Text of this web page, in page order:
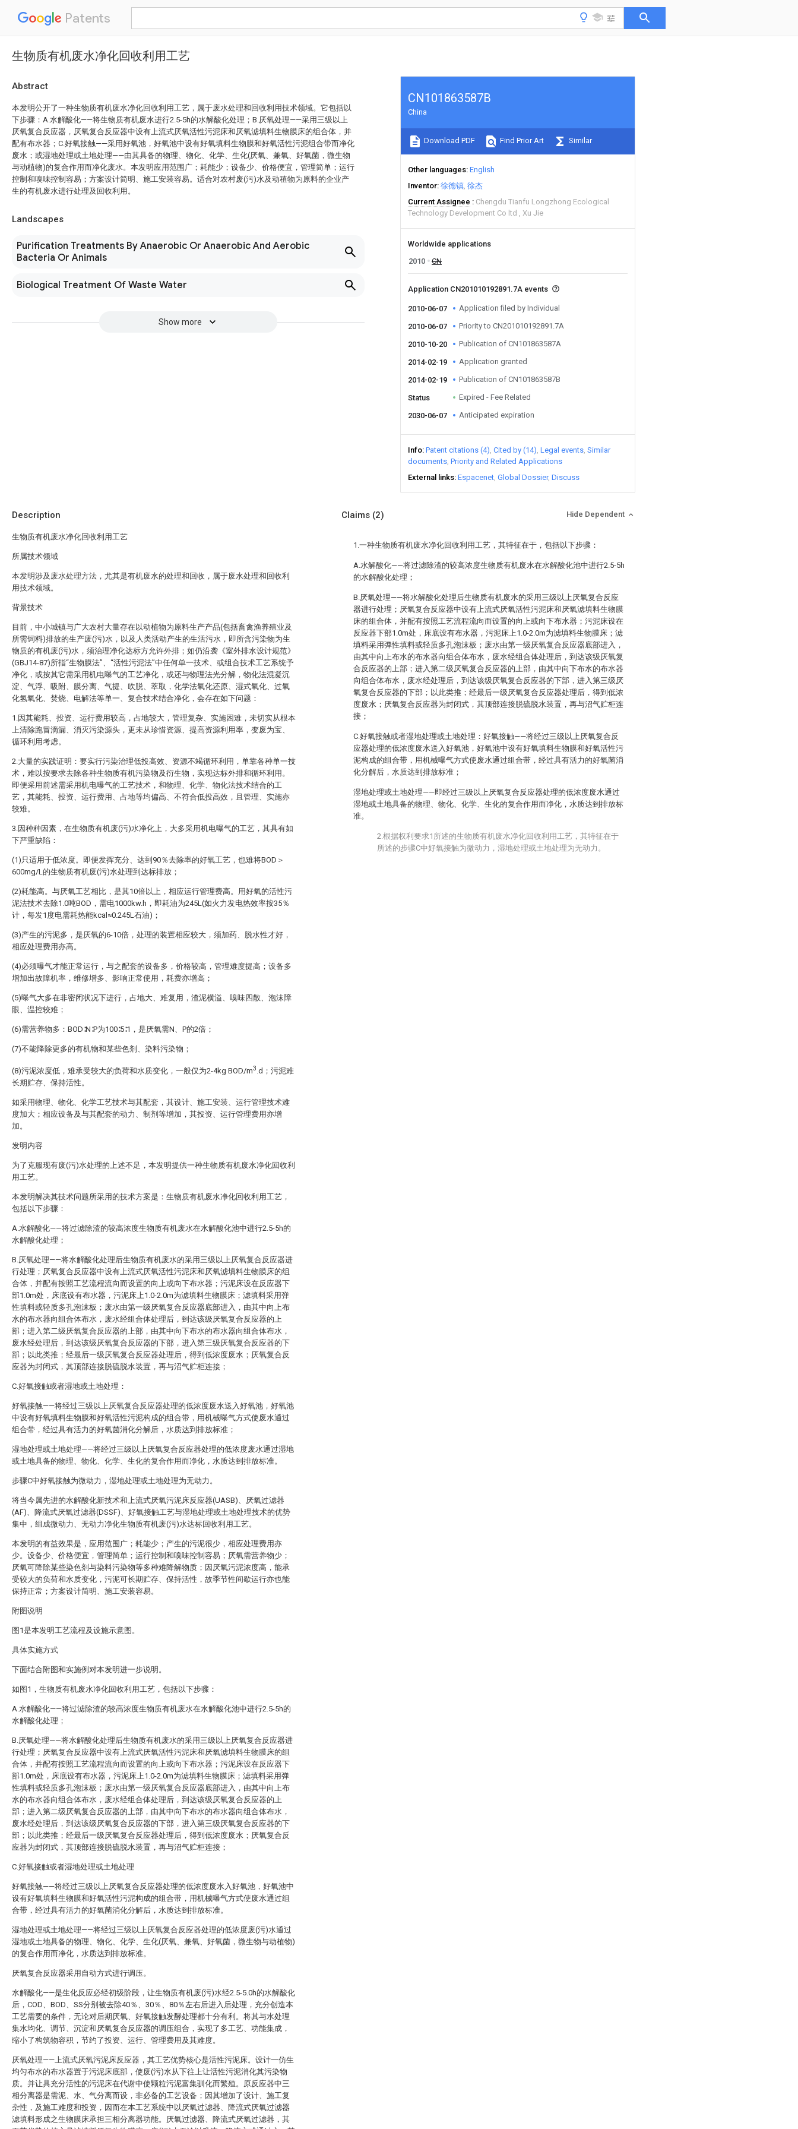
Patents
生物质有机废水净化回收利用工艺
Abstract
本发明公开了一种生物质有机废水净化回收利用工艺，属于废水处理和回收利用技术领域。它包括以
下步骤：A.水解酸化——将生物质有机废水进行2.5-5h的水解酸化处理；B.厌氧处理——采用三级以上
厌氧复合反应器，厌氧复合反应器中设有上流式厌氧活性污泥床和厌氧滤填料生物膜床的组合体，并
配有布水器；C.好氧接触——采用好氧池，好氧池中设有好氧填料生物膜和好氧活性污泥组合带而净化
废水；或湿地处理或土地处理——由其具备的物理、物化、化学、生化(厌氧、兼氧、好氧菌，微生物
与动植物)的复合作用而净化废水。本发明应用范围广；耗能少；设备少、价格便宜，管理简单；运行
控制和嗅味控制容易；方案设计简明、施工安装容易。适合对农村废(污)水及动稙物为原料的企业产
生的有机废水进行处理及回收利用。
Landscapes
Purification Treatments By Anaerobic Or Anaerobic And Aerobic
Bacteria Or Animals
Biological Treatment Of Waste Water
Show more
CN101863587B
China
Download PDF Find Prior Art Similar
Other languages English
Inventor 徐德镇 徐杰
Current Assignee
Chengdu Tianfu Longzhong Ecological
Technology Development Co ltd
Xu Jie
Worldwide applications
2010
CN
Application CN201010192891.7A events
2010-06-07 Application filed by Individual
2010-06-07 Priority to CN201010192891.7A
2010-10-20 Publication of CN101863587A
2014-02-19 Application granted
2014-02-19 Publication of CN101863587B
Status Expired - Fee Related
2030-06-07 Anticipated expiration
Info Patent citations (4) Cited by (14) Legal events Similar
documents Priority and Related Applications
External links Espacenet Global Dossier Discuss
Description
生物质有机废水净化回收利用工艺
所属技术领域
本发明涉及废水处理方法，尤其是有机废水的处理和回收，属于废水处理和回收利
用技术领域。
背景技术
目前，中小城镇与广大农村大量存在以动植物为原料生产产品(包括畜禽渔养殖业及
所需饲料)排放的生产废(污)水，以及人类活动产生的生活污水，即所含污染物为生
物质的有机废(污)水，须治理净化达标方允许外排；如仍沿袭《室外排水设计规范》
(GBJ14-87)所指“生物膜法”、“活性污泥法”中任何单一技术、或组合技术工艺系统予
净化，或按其它需采用机电曝气的工艺净化，或还与物理法光分解，物化法混凝沉
淀、气浮、吸附、膜分离、气提、吹脱、萃取，化学法氧化还原、湿式氧化、过氧
化氢氧化、焚烧、电解法等单一、复合技术结合净化，会存在如下问题：
1.因其能耗、投资、运行费用较高，占地较大，管理复杂、实施困难，未切实从根本
上清除跑冒滴漏、消灭污染源头，更未从珍惜资源、提高资源利用率，变废为宝、
循环利用考虑。
2.大量的实践证明：要实行污染治理低投高效、资源不竭循环利用，单靠各种单一技
术，难以按要求去除各种生物质有机污染物及衍生物，实现达标外排和循环利用。
即便采用前述需采用机电曝气的工艺技术，和物理、化学、物化法技术结合的工
艺，其能耗、投资、运行费用、占地等均偏高、不符合低投高效，且管理、实施亦
较难。
3.因种种因素，在生物质有机废(污)水净化上，大多采用机电曝气的工艺，其具有如
下严重缺陷：
(1)只适用于低浓度。即便发挥充分、达到90％去除率的好氧工艺，也难将BOD＞
600mg/L的生物质有机废(污)水处理到达标排放；
(2)耗能高。与厌氧工艺相比，是其10倍以上，相应运行管理费高。用好氧的活性污
泥法技术去除1.0吨BOD，需电1000kw.h，即耗油为245L(如火力发电热效率按35％
计，每发1度电需耗热能kcal≈0.245L石油)；
(3)产生的污泥多，是厌氧的6-10倍，处理的装置相应较大，须加药、脱水性才好，
相应处理费用亦高。
(4)必须曝气才能正常运行，与之配套的设备多，价格较高，管理难度提高；设备多
增加出故障机率，维修增多、影响正常使用，耗费亦增高；
(5)曝气大多在非密闭状况下进行，占地大、难复用，渣泥横溢、嗅味四散、泡沫障
眼、温控较难；
(6)需营养物多：BOD∶N∶P为100∶5∶1，是厌氧需N、P的2倍；
(7)不能降除更多的有机物和某些色剂、染料污染物；
(8)污泥浓度低，难承受较大的负荷和水质变化，一般仅为2-4kg BOD/m3.d；污泥难
长期贮存、保持活性。
如采用物理、物化、化学工艺技术与其配套，其设计、施工安装、运行管理技术难
度加大；相应设备及与其配套的动力、制剂等增加，其投资、运行管理费用亦增
加。
发明内容
为了克服现有废(污)水处理的上述不足，本发明提供一种生物质有机废水净化回收利
用工艺。
本发明解决其技术问题所采用的技术方案是：生物质有机废水净化回收利用工艺，
包括以下步骤：
A.水解酸化——将过滤除渣的较高浓度生物质有机废水在水解酸化池中进行2.5-5h的
水解酸化处理；
B.厌氧处理——将水解酸化处理后生物质有机废水的采用三级以上厌氧复合反应器进
行处理；厌氧复合反应器中设有上流式厌氧活性污泥床和厌氧滤填料生物膜床的组
合体，并配有按照工艺流程流向而设置的向上或向下布水器；污泥床设在反应器下
部1.0m处，床底设有布水器，污泥床上1.0-2.0m为滤填料生物膜床；滤填料采用弹
性填料或轻质多孔泡沫板；废水由第一级厌氧复合反应器底部进入，由其中向上布
水的布水器向组合体布水，废水经组合体处理后，到达该级厌氧复合反应器的上
部；进入第二级厌氧复合反应器的上部，由其中向下布水的布水器向组合体布水，
废水经处理后，到达该级厌氧复合反应器的下部，进入第三级厌氧复合反应器的下
部；以此类推；经最后一级厌氧复合反应器处理后，得到低浓度废水；厌氧复合反
应器为封闭式，其顶部连接脱硫脱水装置，再与沼气贮柜连接；
C.好氧接触或者湿地或土地处理：
好氧接触——将经过三级以上厌氧复合反应器处理的低浓度废水送入好氧池，好氧池
中设有好氧填料生物膜和好氧活性污泥构成的组合带，用机械曝气方式使废水通过
组合带，经过具有活力的好氧菌消化分解后，水质达到排放标准；
湿地处理或土地处理——将经过三级以上厌氧复合反应器处理的低浓度废水通过湿地
或土地具备的物理、物化、化学、生化的复合作用而净化，水质达到排放标准。
步骤C中好氧接触为微动力，湿地处理或土地处理为无动力。
将当今属先进的水解酸化新技术和上流式厌氧污泥床反应器(UASB)、厌氧过滤器
(AF)、降流式厌氧过滤器(DSSF)、好氧接触工艺与湿地处理或土地处理技术的优势
集中，组成微动力、无动力净化生物质有机废(污)水达标回收利用工艺。
本发明的有益效果是，应用范围广；耗能少；产生的污泥很少，相应处理费用亦
少。设备少、价格便宜，管理简单；运行控制和嗅味控制容易；厌氧需营养物少；
厌氧可降除某些染色剂与染料污染物等多种难降解物质；因厌氧污泥浓度高，能承
受较大的负荷和水质变化，污泥可长期贮存、保持活性，故季节性间歇运行亦也能
保持正常；方案设计简明、施工安装容易。
附图说明
图1是本发明工艺流程及设施示意图。
具体实施方式
下面结合附图和实施例对本发明进一步说明。
如图1，生物质有机废水净化回收利用工艺，包括以下步骤：
A.水解酸化——将过滤除渣的较高浓度生物质有机废水在水解酸化池中进行2.5-5h的
水解酸化处理；
B.厌氧处理——将水解酸化处理后生物质有机废水的采用三级以上厌氧复合反应器进
行处理；厌氧复合反应器中设有上流式厌氧活性污泥床和厌氧滤填料生物膜床的组
合体，并配有按照工艺流程流向而设置的向上或向下布水器；污泥床设在反应器下
部1.0m处，床底设有布水器，污泥床上1.0-2.0m为滤填料生物膜床；滤填料采用弹
性填料或轻质多孔泡沫板；废水由第一级厌氧复合反应器底部进入，由其中向上布
水的布水器向组合体布水，废水经组合体处理后，到达该级厌氧复合反应器的上
部；进入第二级厌氧复合反应器的上部，由其中向下布水的布水器向组合体布水，
废水经处理后，到达该级厌氧复合反应器的下部，进入第三级厌氧复合反应器的下
部；以此类推；经最后一级厌氧复合反应器处理后，得到低浓度废水；厌氧复合反
应器为封闭式，其顶部连接脱硫脱水装置，再与沼气贮柜连接；
C.好氧接触或者湿地处理或土地处理
好氧接触——将经过三级以上厌氧复合反应器处理的低浓度废水入好氧池，好氧池中
设有好氧填料生物膜和好氧活性污泥构成的组合带，用机械曝气方式使废水通过组
合带，经过具有活力的好氧菌消化分解后，水质达到排放标准。
湿地处理或土地处理——将经过三级以上厌氧复合反应器处理的低浓度废(污)水通过
湿地或土地具备的物理、物化、化学、生化(厌氧、兼氧、好氧菌，微生物与动植物)
的复合作用而净化，水质达到排放标准。
厌氧复合反应器采用自动方式进行调压。
水解酸化——是生化反应必经初级阶段，让生物质有机废(污)水经2.5-5.0h的水解酸化
后，COD、BOD、SS分别被去除40％、30％、80％左右后进入后处理，充分创造本
工艺需要的条件，无论对后期厌氧、好氧接触发酵处理都十分有利。将其与水处理
集水均化、调节、沉淀和厌氧复合反应器的调压组合，实现了多工艺、功能集成，
缩小了构筑物容积，节约了投资、运行、管理费用及其难度。
厌氧处理——上流式厌氧污泥床反应器，其工艺优势核心是活性污泥床。设计一仿生
均匀布水的布水器置于污泥床底部，使废(污)水从下往上让活性污泥消化其污染物
质。并让具充分活性的污泥床在代谢中使颗粒污泥富集驯化而繁殖。原反应器中三
相分离器是需泥、水、气分离而设，非必备的工艺设备；因其增加了设计、施工复
杂性，及施工难度和投资，因而在本工艺系统中以厌氧过滤器、降流式厌氧过滤器
滤填料形成之生物膜床承担三相分离器功能。厌氧过滤器、降流式厌氧过滤器，其
Claims (2) Hide Dependent
1.一种生物质有机废水净化回收利用工艺，其特征在于，包括以下步骤：
A.水解酸化——将过滤除渣的较高浓度生物质有机废水在水解酸化池中进行2.5-5h
的水解酸化处理；
B.厌氧处理——将水解酸化处理后生物质有机废水的采用三级以上厌氧复合反应
器进行处理；厌氧复合反应器中设有上流式厌氧活性污泥床和厌氧滤填料生物膜
床的组合体，并配有按照工艺流程流向而设置的向上或向下布水器；污泥床设在
反应器下部1.0m处，床底设有布水器，污泥床上1.0-2.0m为滤填料生物膜床；滤
填料采用弹性填料或轻质多孔泡沫板；废水由第一级厌氧复合反应器底部进入，
由其中向上布水的布水器向组合体布水，废水经组合体处理后，到达该级厌氧复
合反应器的上部；进入第二级厌氧复合反应器的上部，由其中向下布水的布水器
向组合体布水，废水经处理后，到达该级厌氧复合反应器的下部，进入第三级厌
氧复合反应器的下部；以此类推；经最后一级厌氧复合反应器处理后，得到低浓
度废水；厌氧复合反应器为封闭式，其顶部连接脱硫脱水装置，再与沼气贮柜连
接；
C.好氧接触或者湿地处理或土地处理：好氧接触——将经过三级以上厌氧复合反
应器处理的低浓度废水送入好氧池，好氧池中设有好氧填料生物膜和好氧活性污
泥构成的组合带，用机械曝气方式使废水通过组合带，经过具有活力的好氧菌消
化分解后，水质达到排放标准；
湿地处理或土地处理——即经过三级以上厌氧复合反应器处理的低浓度废水通过
湿地或土地具备的物理、物化、化学、生化的复合作用而净化，水质达到排放标
准。
2.根据权利要求1所述的生物质有机废水净化回收利用工艺，其特征在于
所述的步骤C中好氧接触为微动力，湿地处理或土地处理为无动力。